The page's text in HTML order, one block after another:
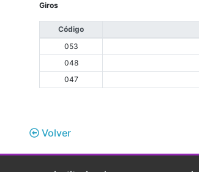
Giros
Código
053
048
047
Volver